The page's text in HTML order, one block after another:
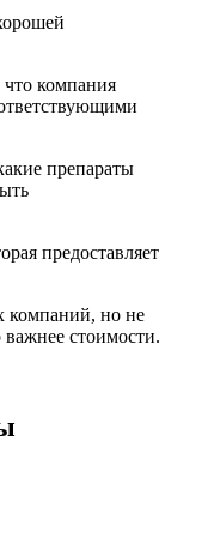
что компания
препараты
предоставляет
компаний, но не
стоимости.